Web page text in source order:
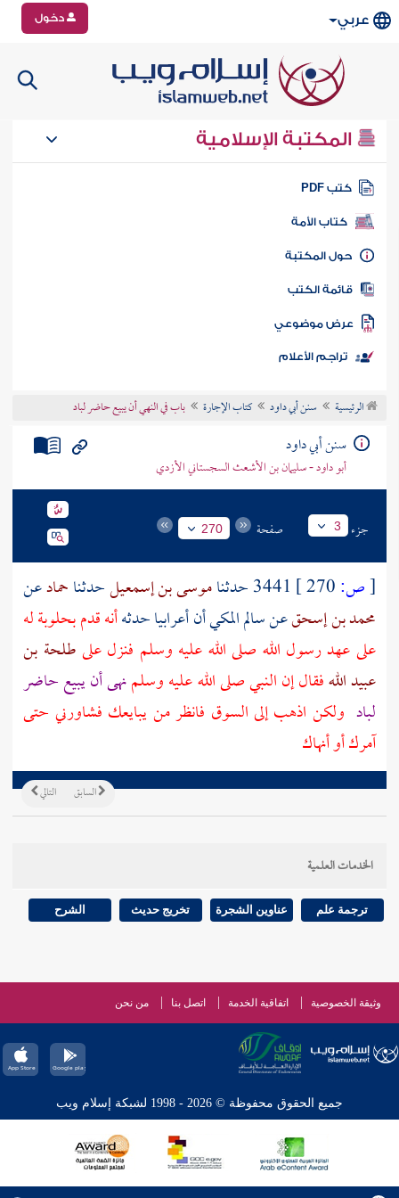
عربي دخول
المكتبة الإسلامية
كتب PDF
كتاب الأمة
المكتبة
الكتب
موضوعي
تراجم الأعلام
الرئيسية سنن أبي داود كتاب الإجارة باب في النهي أن يبيع حاضر لباد
سنن أبي داود
أبو داود - سليمان بن الأشعث السجستاني الأزدي
جزء 3 صفحة 270
[ص: 3441 حدثنا موسى بن إسمعيلحدثناحمادعن
محمد بن إسحقعنسالم المكيأنأعرابياحدثهأنه قدم بحلوبة له
على عهد رسول الله صلى الله عليه وسلم فنزل علىطلحة بن
عبيد اللهفقال إن النبي صلى الله عليه وسلمنهى أن يبيع حاضر
لباد ولكن اذهب إلى السوق فانظر من يبايعك فشاورني حتى
آمرك أو أنهاك
التالي السابق
الخدمات العلمية
ترجمة علم عناوين الشجرة تخريج حديث الشرح
وثيقة الخصوصية اتفاقية الخدمة اتصل بنا من نحن
جميع الحقوق محفوظة © 2026 - 1998 لشبكة إسلام ويب